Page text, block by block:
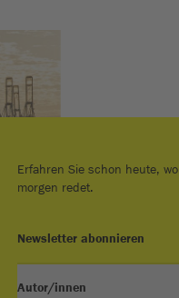
Erfahren Sie schon heute,
morgen redet.
Newsletter abonnieren
Autor/innen